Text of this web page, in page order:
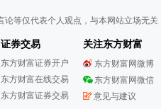
论等仅代表个人观点，与本网站立场无
证券交易
东方财富证券开户
东方财富在线交易
东方财富证券交易
关注东方财富
东方财富网微博
东方财富网微信
意见与建议